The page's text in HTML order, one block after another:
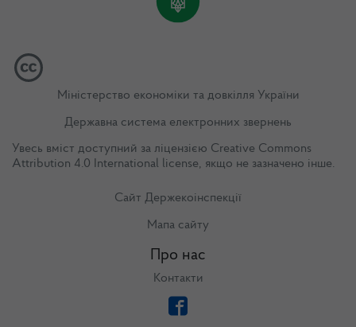
Міністерство економіки та довкілля України
Державна система електронних звернень
Увесь вміст доступний за ліцензією Creative Commons
Attribution 4.0 International license, якщо не зазначено інше.
Сайт Держекоінспекції
Мапа сайту
Про нас
Контакти